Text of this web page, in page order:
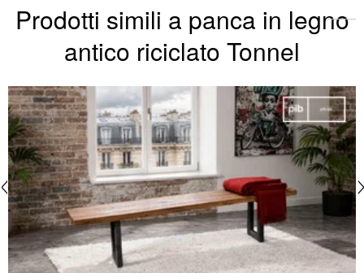
Prodotti simili a panca in legno
antico riciclato Tonnel